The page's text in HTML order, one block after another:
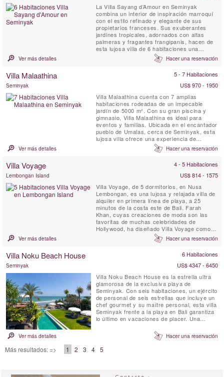
La Villa Sayang d’Amour en Seminyak
combina un interior de inspiración marroquí
con el estilo refinado y elegante de sus
propietarios franceses. Sus exuberantes
jardines tropicales, adornados con altas
palmeras y fragantes frangipanis, hacen de
esta lujosa villa de 6 habitaciones una
residencia inconfundiblemente balinesa.
Hospedarse en la Villa Sayang d’Amour es
cuento de Las Mil y Una Noches.
Ver más detalles Hacer una reservación
Villa Malaathina 5 - 7 Habitaciones
Seminyak
US$ 970 - 1950
Villa Malaathina cuenta con 7 amplias
habitaciones rodeadas de un impecable
jardín de 5000 m². Con su gran piscina y
gimnasio, Villa Malaathina es ideal para
eventos y familias. Ubicada en el encantador
pueblo de Umalas, cerca de Seminyak, esta
lujosa villa ofrece una experiencia de
realeza en un entorno sereno y bellamente
Ver más detalles Hacer una reservación
Villa Voyage 4 - 5 Habitaciones
Lembongan Island
US$ 814 - 1575
Villa Voyage, de 5 dormitorios, en Nusa
Lembongan, es una lujosa y relajada villa de
alquiler en primera línea de playa, a 25
minutos de la costa este de Bali. Farah
Khan, cuyas creaciones de moda son las
favoritas de muchas celebridades de
Hollywood, ha diseñado Villa Voyage como
una lujosa morada para los pies descalzos,
manteniendo al mismo tiempo el encanto del
coco, el bambú, el techo de paja de alang-
alang y las lámparas de madera ...
Ver más detalles Hacer una reservación
Villa Noku Beach House 6 Habitaciones
Seminyak
US$ 4347 - 6450
Villa Noku Beach House es la estrella ultra
glamorosa de la exclusiva playa de
Seminyak. Con seis habitaciones, un ejército
de personal de seis estrellas que incluye un
chef gourmet y su maître personal, esta villa
Seminyak frente a la playa en Bali garantiza
lo último en vacaciones de placer. Una
terrazas cubiertas, un spa con piscina
profunda más amplios jardines tropicales y
una fabulosa cancha de tenis frente al
océano flanquean la ...
Ver más detalles Hacer una reservación
Más resultados: => 1 2 3 4 5